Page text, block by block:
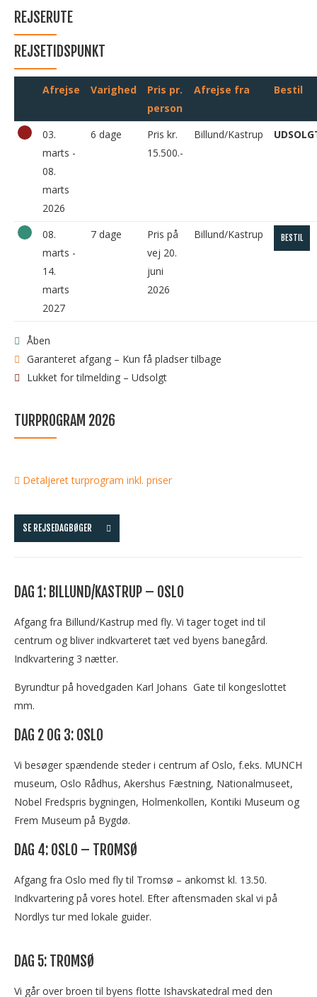
REJSERUTE
REJSETIDSPUNKT
Afrejse Varighed
Pris pr.
person
Afrejse fra Bestil
03.
marts -
08.
marts
2026
6 dage
Pris kr.
15.500.-
Billund/Kastrup
08.
marts -
14.
marts
2027
7 dage
Pris på
vej 20.
juni
2026
Billund/Kastrup BESTIL
Åben
Garanteret afgang – Kun få pladser tilbage
Lukket for tilmelding – Udsolgt
TURPROGRAM 2026
Detaljeret turprogram inkl. priser
SE REJSEDAGBØGER
DAG 1: BILLUND/KASTRUP – OSLO
Afgang fra Billund/Kastrup med fly. Vi tager toget ind til
centrum og bliver indkvarteret tæt ved byens banegård.
Indkvartering 3 nætter.
Byrundtur på hovedgaden Karl Johans Gate til kongeslottet
mm.
DAG 2 OG 3: OSLO
Vi besøger spændende steder i centrum af Oslo, f.eks. MUNCH
museum, Oslo Rådhus, Akershus Fæstning, Nationalmuseet,
Nobel Fredspris bygningen, Holmenkollen, Kontiki Museum og
Frem Museum på Bygdø.
DAG 4: OSLO – TROMSØ
Afgang fra Oslo med fly til Tromsø – ankomst kl. 13.50.
Indkvartering på vores hotel. Efter aftensmaden skal vi på
Nordlys tur med lokale guider.
DAG 5: TROMSØ
Vi går over broen til byens flotte Ishavskatedral med den